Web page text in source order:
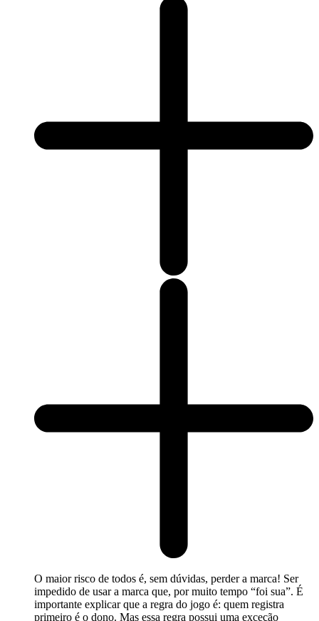
O maior risco de todos é, sem dúvidas, perder a marca! Ser
impedido de usar a marca que, por muito tempo “foi sua”. É
importante explicar que a regra do jogo é: quem registra
primeiro é o dono. Mas essa regra possui uma exceção